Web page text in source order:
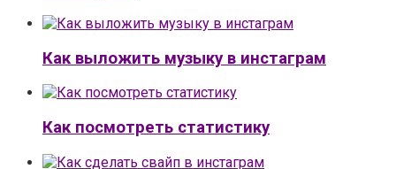
Как выложить музыку в инстаграм
Как посмотреть статистику